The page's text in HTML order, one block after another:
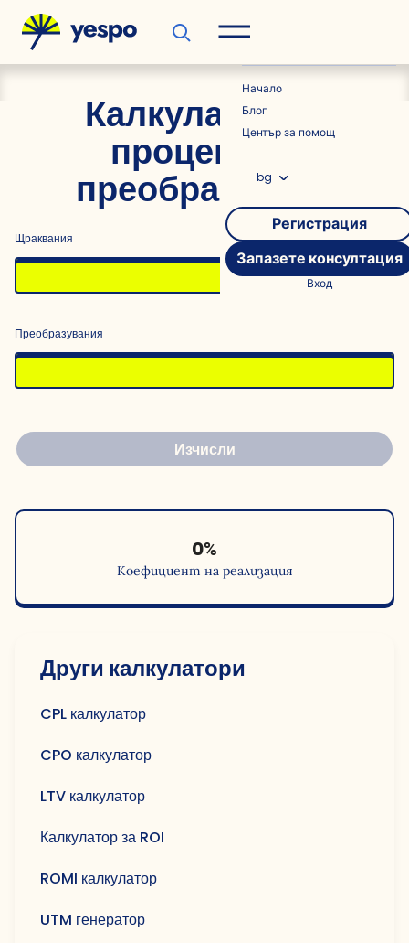
Новини
Начало
Блог
Център за помощ
bg
Регистрация
Запазете консултация
Вход
Калкулатор за
процент на
преобразуване
Щраквания
Преобразувания
Изчисли
0%
Коефициент на реализация
Други калкулатори
CPL калкулатор
CPO калкулатор
LTV калкулатор
Калкулатор за ROI
ROMI калкулатор
UTM генератор